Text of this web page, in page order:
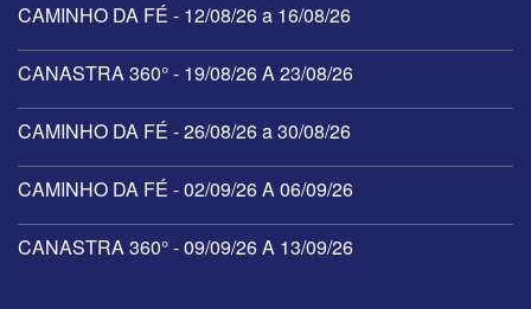
CAMINHO DA FÉ - 12/08/26 a 16/08/26
CANASTRA 360° - 19/08/26 A 23/08/26
CAMINHO DA FÉ - 26/08/26 a 30/08/26
CAMINHO DA FÉ - 02/09/26 A 06/09/26
CANASTRA 360° - 09/09/26 A 13/09/26